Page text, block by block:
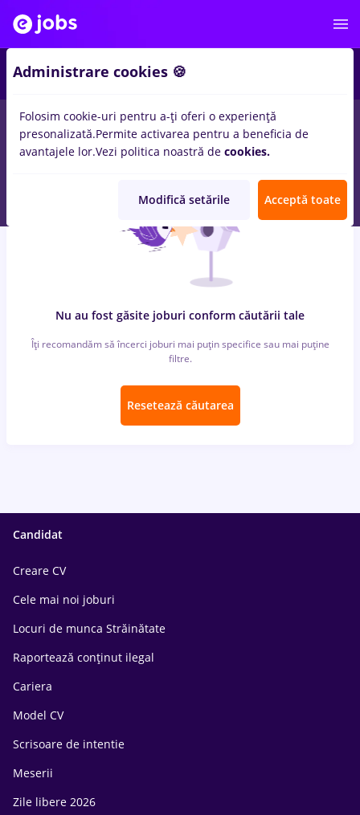
locuri de muncacu salarii alimentatie publicapentru
Transport / Distributie, Medicina / Sanatate
Nu au fost găsite joburi conform căutării tale
Îți recomandăm să încerci joburi mai puțin specifice sau mai puține
filtre.
Resetează căutarea
Candidat
Creare CV
Cele mai noi joburi
Locuri de munca Străinătate
Raportează conținut ilegal
Cariera
Model CV
Scrisoare de intentie
Meserii
Zile libere 2026
Administrare cookies 🍪
Folosim cookie-uri pentru a-ți oferi o experiență
presonalizată.Permite activarea pentru a beneficia de
avantajele lor.Vezi politica noastră de cookies.
Modifică setările Acceptă toate